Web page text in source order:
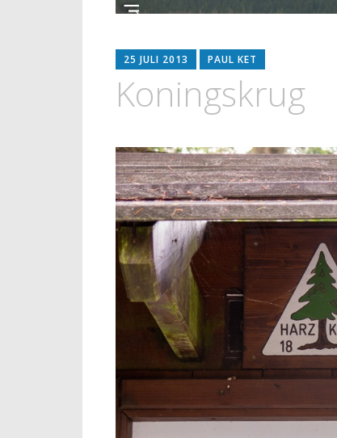
25 JULI 2013 PAUL KET
Koningskrug